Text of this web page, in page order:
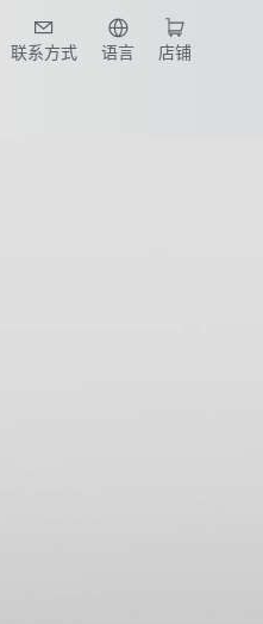
联系方式 语言 店铺